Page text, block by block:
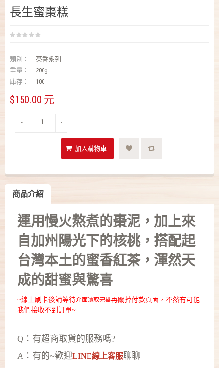
長生蜜棗糕
類別：
茶香系列
重量：
200g
庫存：
100
$150.00 元
+ -
商品介紹
運用慢火熬煮的棗泥，加上來
自加州陽光下的核桃，搭配起
台灣本土的蜜香紅茶，渾然天
成的甜蜜與驚喜
~線上刷卡後請等待介面讀取完畢再關掉付款頁面，不然有可能
我們接收不到訂單~
Q：有超商取貨的服務嗎?
A：有的~歡迎LINE線上客服聊聊